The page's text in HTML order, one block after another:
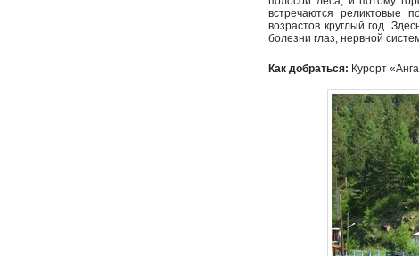
встречаются реликтовые
возрастов круглый год.
болезни глаз, нервной
Как добраться: Курорт